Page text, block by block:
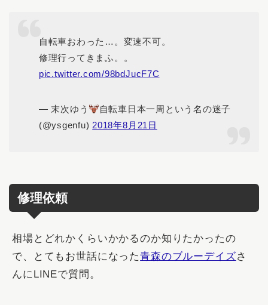
自転車おわった…。変速不可。
修理行ってきまふ。。
pic.twitter.com/98bdJucF7C
— 末次ゆう
自転車日本一周という名の迷子
(@ysgenfu) 2018年8月21日
修理依頼
相場とどれかくらいかかるのか知りたかったの
で、とてもお世話になった青森のブルーデイズさ
んにLINEで質問。